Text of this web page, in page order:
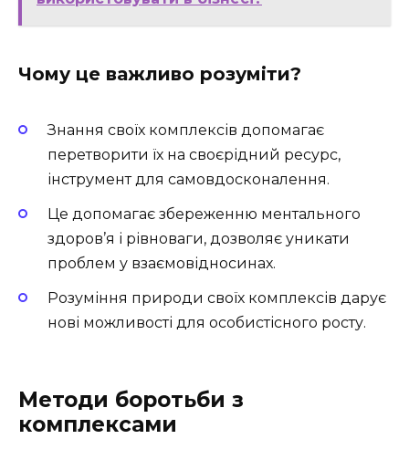
Чому це важливо розуміти?
Знання своїх комплексів допомагає
перетворити їх на своєрідний ресурс,
інструмент для самовдосконалення.
Це допомагає збереженню ментального
здоров’я і рівноваги, дозволяє уникати
проблем у взаємовідносинах.
Розуміння природи своїх комплексів дарує
нові можливості для особистісного росту.
Методи боротьби з
комплексами